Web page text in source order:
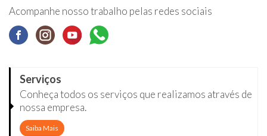
Acompanhe nosso trabalho pelas redes sociais
Serviços
Conheça todos os serviços que realizamos através de
nossa empresa.
Saiba Mais